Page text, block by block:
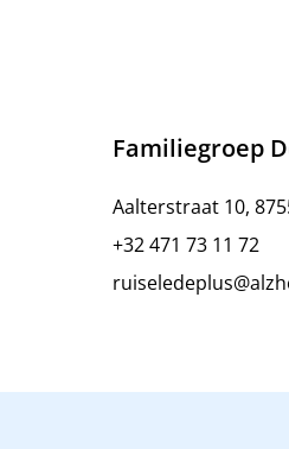
Familiegroep
Aalterstraat 10,
+32 471 73 11 72